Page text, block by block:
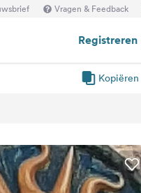
Vragen & Feedback
Registreren
Kopiëren